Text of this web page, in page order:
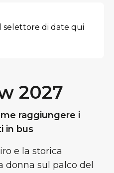
2027
raggiungere i
in bus
e la storica
donna sul palco del
selettore di date qui